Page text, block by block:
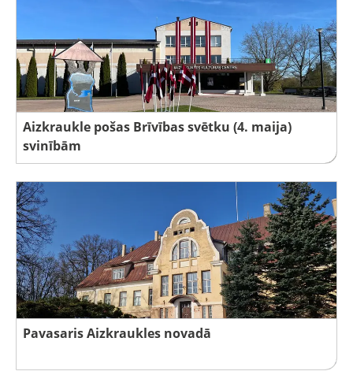
Aizkraukle pošas Brīvības svētku (4. maija)
svinībām
Pavasaris Aizkraukles novadā